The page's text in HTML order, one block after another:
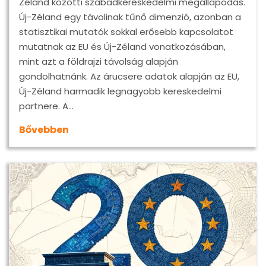
Új-Zéland egy távolinak tűnő dimenzió, azonban a
statisztikai mutatók sokkal erősebb kapcsolatot
mutatnak az EU és Új-Zéland vonatkozásában,
mint azt a földrajzi távolság alapján
gondolhatnánk. Az árucsere adatok alapján az EU,
Új-Zéland harmadik legnagyobb kereskedelmi
partnere. A…
Bővebben